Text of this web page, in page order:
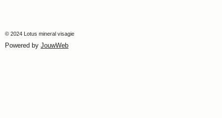
© 2024 Lotus mineral visagie
Powered by JouwWeb